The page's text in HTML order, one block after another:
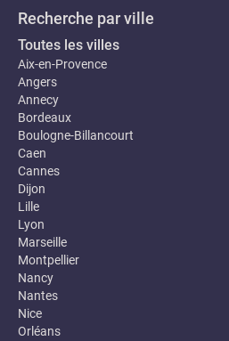
Recherche par ville
Toutes les villes
Aix-en-Provence
Angers
Annecy
Bordeaux
Boulogne-Billancourt
Caen
Cannes
Dijon
Lille
Lyon
Marseille
Montpellier
Nancy
Nantes
Nice
Orléans